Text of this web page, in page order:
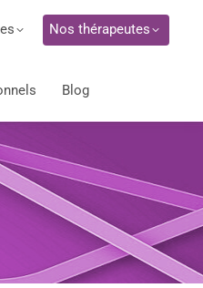
Nos thérapeutes
Blog